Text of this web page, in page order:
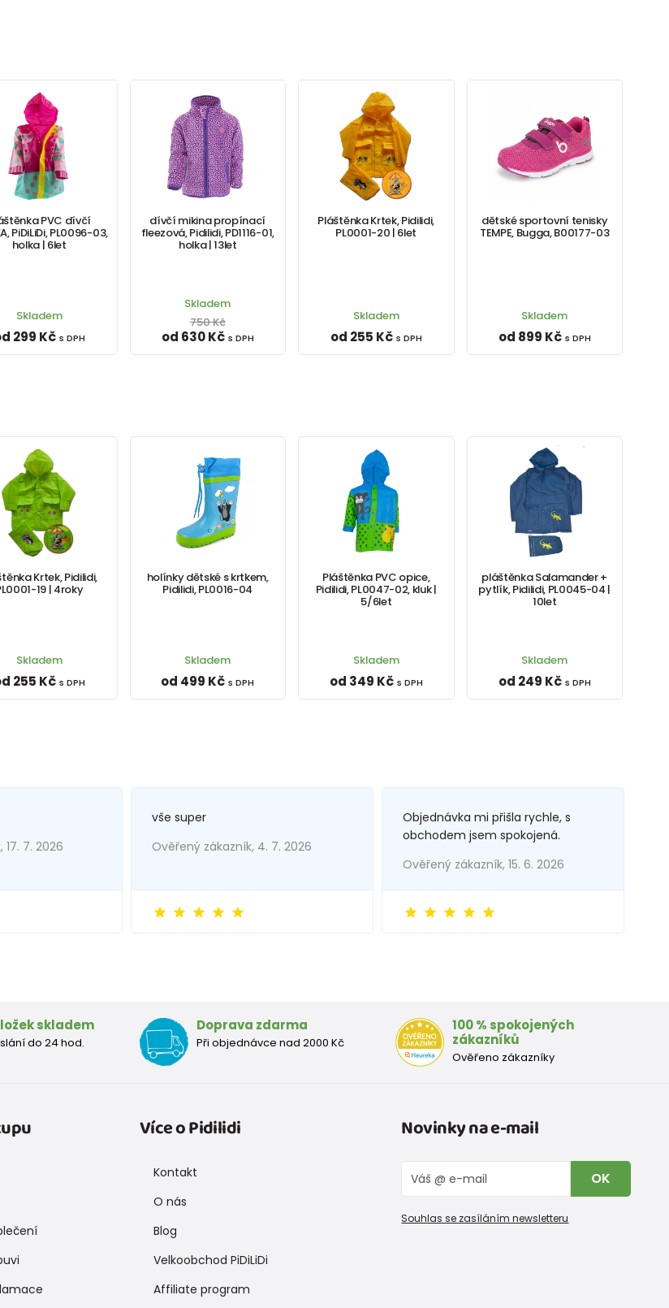
PVC dívčí
PiDiLiDi, PL0096-03,
holka | 6let
Skladem
299 Kč s DPH
dívčí mikina propínací
fleezová, Pidilidi, PD1116-01,
holka | 13let
Skladem
750 Kč
od 630 Kč s DPH
Pláštěnka Krtek, Pidilidi,
PL0001-20 | 6let
Skladem
od 255 Kč s DPH
dětské sportovní tenisky
TEMPE, Bugga, B00177-03
Skladem
od 899 Kč s DPH
Krtek, Pidilidi,
19 | 4roky
Skladem
255 Kč s DPH
holínky dětské s krtkem,
Pidilidi, PL0016-04
Skladem
od 499 Kč s DPH
Pláštěnka PVC opice,
Pidilidi, PL0047-02, kluk |
5/6let
Skladem
od 349 Kč s DPH
pláštěnka Salamander +
pytlík, Pidilidi, PL0045-04 |
10let
Skladem
od 249 Kč s DPH
7. 2026
vše super
Ověřený zákazník, 4. 7. 2026
Objednávka mi přišla rychle, s
obchodem jsem spokojená.
Ověřený zákazník, 15. 6. 2026
skladem
do 24 hod.
Doprava zdarma
Při objednávce nad 2000 Kč
100 % spokojených
zákazníků
Ověřeno zákazníky
Více o Pidilidi
Kontakt
O nás
Blog
Velkoobchod PiDiLiDi
Affiliate program
Novinky na e-mail
OK
Souhlas se zasíláním newsletteru